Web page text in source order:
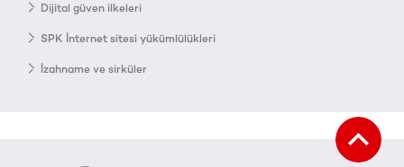
Dijital güven ilkeleri
SPK İnternet sitesi yükümlülükleri
İzahname ve sirküler